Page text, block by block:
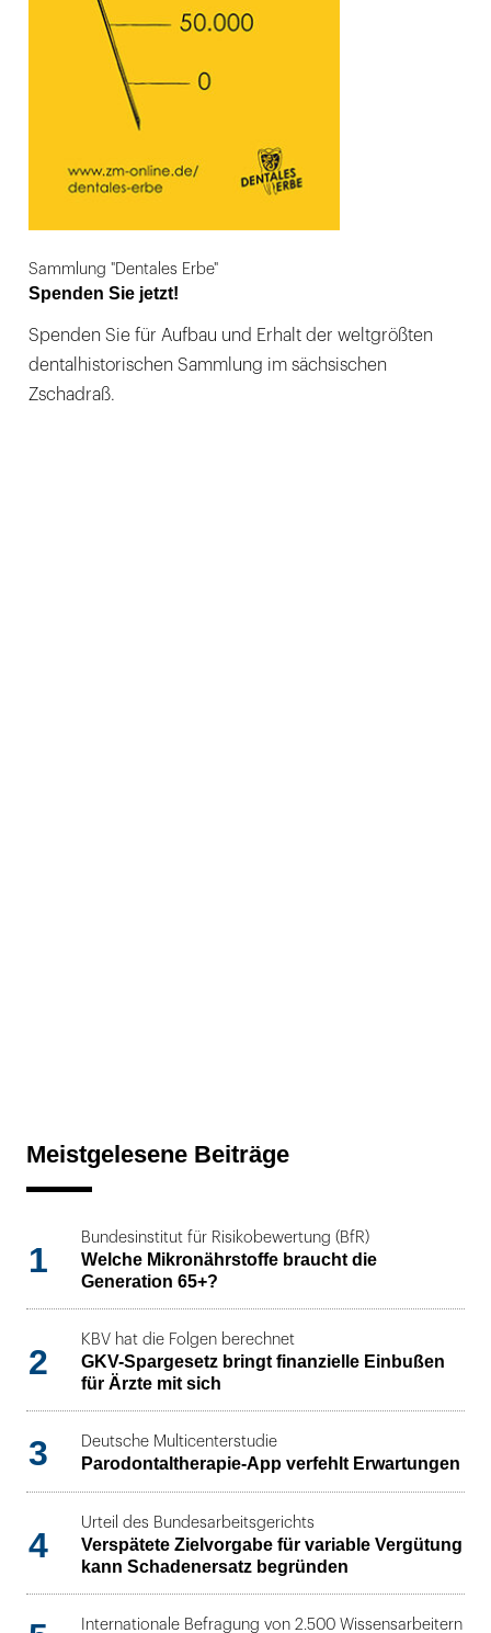
Sammlung "Dentales Erbe"
Spenden Sie jetzt!
Spenden Sie für Aufbau und Erhalt der weltgrößten
dentalhistorischen Sammlung im sächsischen
Zschadraß.
Meistgelesene Beiträge
1
Bundesinstitut für Risikobewertung (BfR)
Welche Mikronährstoffe braucht die
Generation 65+?
2
KBV hat die Folgen berechnet
GKV-Spargesetz bringt finanzielle Einbußen
für Ärzte mit sich
3 Deutsche Multicenterstudie
Parodontaltherapie-App verfehlt Erwartungen
4
Urteil des Bundesarbeitsgerichts
Verspätete Zielvorgabe für variable Vergütung
kann Schadenersatz begründen
Internationale Befragung von 2.500 Wissensarbeitern